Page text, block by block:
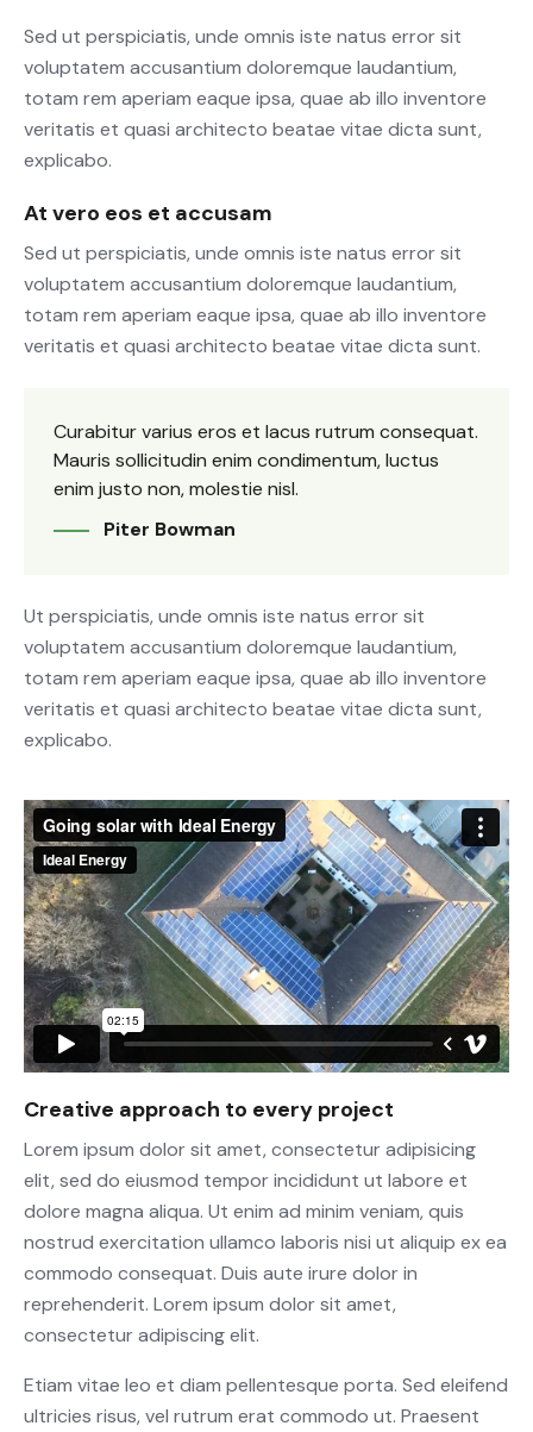
Sed ut perspiciatis, unde omnis iste natus error sit
voluptatem accusantium doloremque laudantium,
totam rem aperiam eaque ipsa, quae ab illo inventore
veritatis et quasi architecto beatae vitae dicta sunt,
explicabo.
At vero eos et accusam
Sed ut perspiciatis, unde omnis iste natus error sit
voluptatem accusantium doloremque laudantium,
totam rem aperiam eaque ipsa, quae ab illo inventore
veritatis et quasi architecto beatae vitae dicta sunt.
Curabitur varius eros et lacus rutrum consequat.
Mauris sollicitudin enim condimentum, luctus
enim justo non, molestie nisl.
Piter Bowman
Ut perspiciatis, unde omnis iste natus error sit
voluptatem accusantium doloremque laudantium,
totam rem aperiam eaque ipsa, quae ab illo inventore
veritatis et quasi architecto beatae vitae dicta sunt,
explicabo.
Creative approach to every project
Lorem ipsum dolor sit amet, consectetur adipisicing
elit, sed do eiusmod tempor incididunt ut labore et
dolore magna aliqua. Ut enim ad minim veniam, quis
nostrud exercitation ullamco laboris nisi ut aliquip ex ea
commodo consequat. Duis aute irure dolor in
reprehenderit. Lorem ipsum dolor sit amet,
consectetur adipiscing elit.
Etiam vitae leo et diam pellentesque porta. Sed eleifend
ultricies risus, vel rutrum erat commodo ut. Praesent